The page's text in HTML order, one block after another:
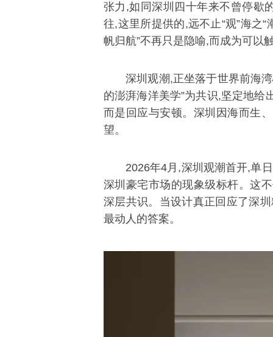
张力,如同深圳四十年来不曾停歇
往,这里所提供的,远不止“观”海之
帆归航”不再只是隐喻,而成为可以
深圳观潮,正坐落于世界前海
的澎湃海洋美学”为共识,坚定地
而是回应与安顿。深圳因海而生
望。
2026年4月,深圳观潮首开,单
深圳豪宅市场的现象级标杆。这
深层共识。当设计真正回应了深
最动人的答案。